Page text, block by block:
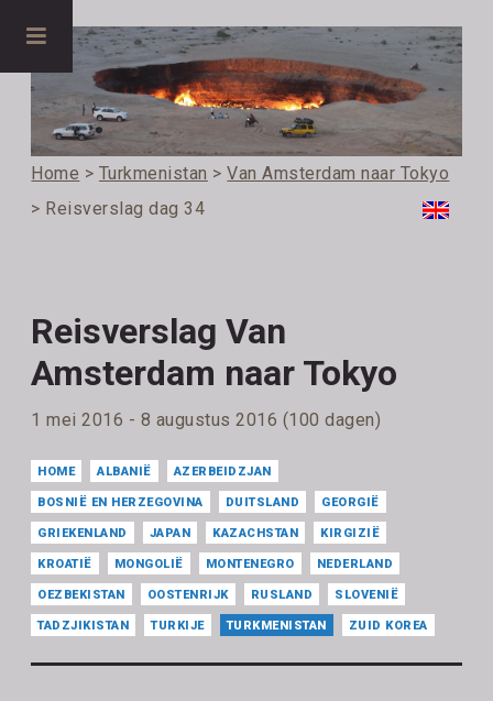
Home > Turkmenistan >Van Amsterdam naar Tokyo
> Reisverslag dag 34
Reisverslag Van
Amsterdam naar Tokyo
1 mei 2016 - 8 augustus 2016 (100 dagen)
HOME ALBANIË AZERBEIDZJAN
BOSNIË EN HERZEGOVINA DUITSLAND GEORGIË
GRIEKENLAND JAPAN KAZACHSTAN KIRGIZIË
KROATIË MONGOLIË MONTENEGRO NEDERLAND
OEZBEKISTAN OOSTENRIJK RUSLAND SLOVENIË
TADZJIKISTAN TURKIJE TURKMENISTAN ZUID KOREA